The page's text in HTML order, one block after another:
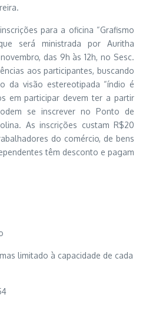
para a oficina “Grafismo
será ministrada por Auritha
das 9h às 12h, no Sesc.
aos participantes, buscando
da visão estereotipada “índio é
em participar devem ter a partir
se inscrever no Ponto de
As inscrições custam R$20
do comércio, de bens
têm desconto e pagam
limitado à capacidade de cada